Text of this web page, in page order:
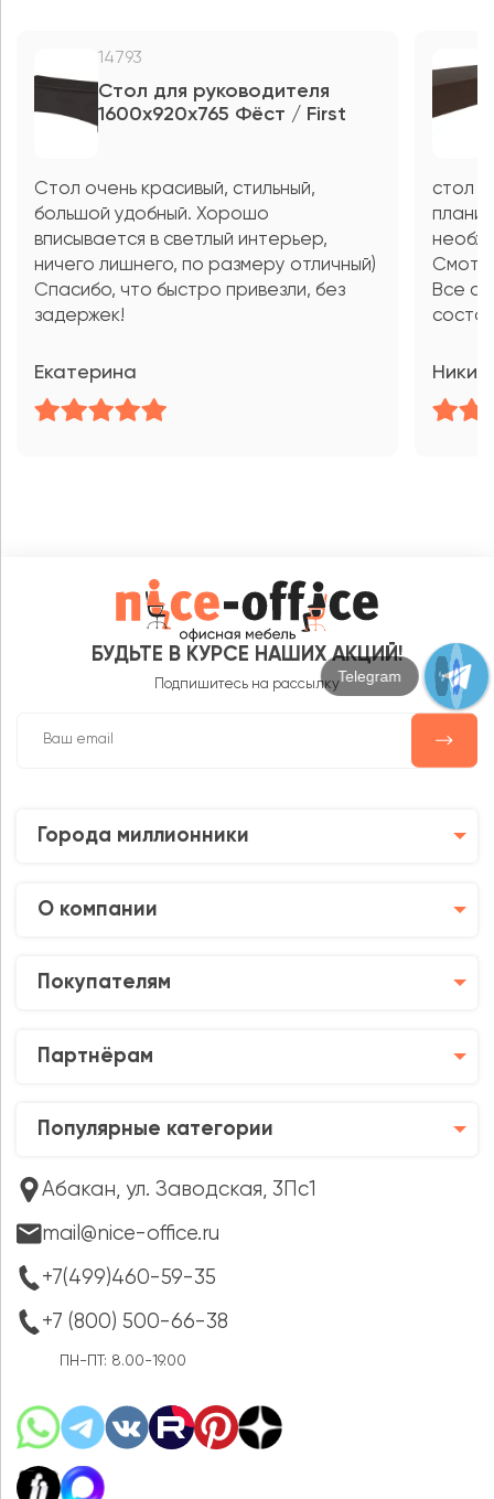
14793
Стол для руководителя
1600x920x765 Фёст / First
Стол очень красивый, стильный,
большой удобный. Хорошо
вписывается в светлый интерьер,
ничего лишнего, по размеру отличный)
Спасибо, что быстро привезли, без
задержек!
Екатерина
стол
Все
БУДЬТЕ В КУРСЕ НАШИХ АКЦИЙ!
Подпишитесь на рассылку
Города миллионники
О компании
Покупателям
Партнёрам
Популярные категории
Абакан, ул. Заводская, 3Пс1
mail@nice-office.ru
+7(499)460-59-35
+7 (800) 500-66-38
ПН-ПТ: 8.00-19.00
Max